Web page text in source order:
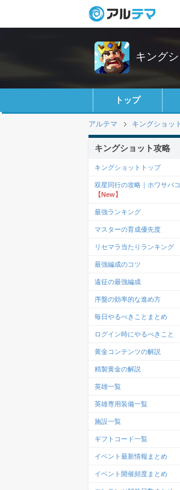
キング
トップ
アルテマ キングショット
キングショット攻略
キングショットトップ
双星同行の攻略｜ホワサバ
【New】
最強ランキング
マスターの育成優先度
リセマラ当たりランキング
最強編成のコツ
遠征の最強編成
序盤の効率的な進め方
毎日やるべきことまとめ
ログイン時にやるべきこと
黄金コンテンツの解説
精製黄金の解説
英雄一覧
英雄専用装備一覧
施設一覧
ギフトコード一覧
イベント最新情報まとめ
イベント開催頻度まとめ